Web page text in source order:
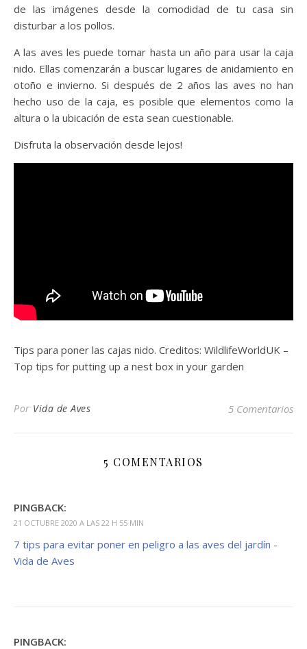
de las imágenes desde la comodidad de tu casa sin
disturbar a los pollos.
A las aves les puede tomar hasta un año para usar la caja
nido. Ellas comenzarán a buscar lugares de anidamiento en
otoño e invierno. Si después de 2 años las aves no han
hecho uso de la caja, es posible que elementos como la
altura o la ubicación de esta sean cuestionable.
Disfruta la observación desde lejos!
Tips para poner las cajas nido. Creditos: WildlifeWorldUK –
Top tips for putting up a nest box in your garden
Por Vida de Aves 5 Comentarios
5 COMENTARIOS
PINGBACK:
21 OCTUBRE 2020 A LAS 22 H 55 MIN
7 tips para evitar poner en peligro a las aves del jardín -
Vida de Aves
PINGBACK: